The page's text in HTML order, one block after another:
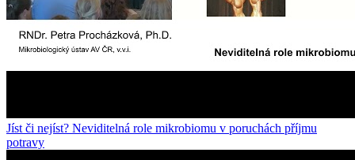
Jíst či nejíst? Neviditelná role mikrobiomu v poruchách příjmu
potravy